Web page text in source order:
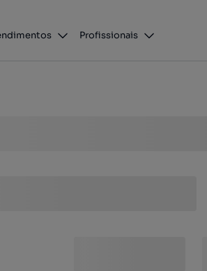
Profissionais